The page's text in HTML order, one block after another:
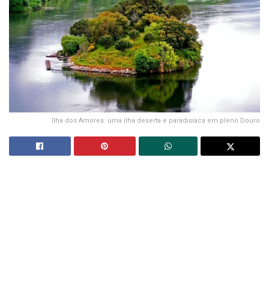
Ilha dos Amores: uma ilha deserta e paradisíaca em pleno Douro